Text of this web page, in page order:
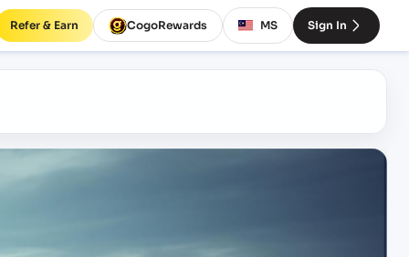
Refer & Earn CogoRewards MS Sign In